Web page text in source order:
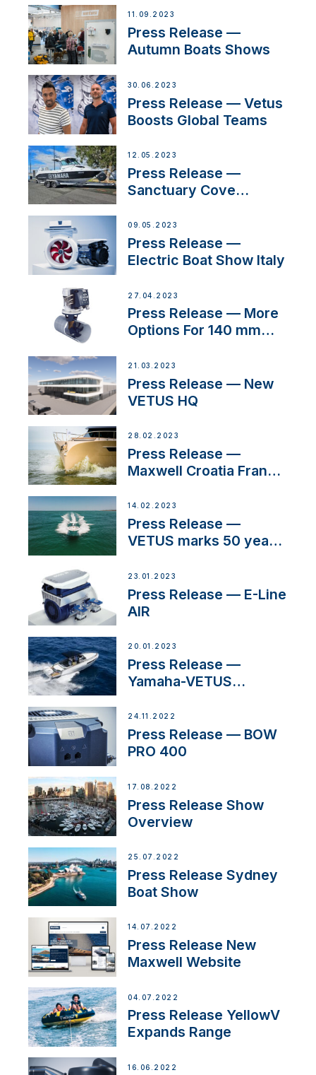
Switzerland with new
distributor appointment
11.09.2023
Press Release —
Autumn Boats Shows
30.06.2023
Press Release — Vetus
Boosts Global Teams
12.05.2023
Press Release —
Sanctuary Cove
09.05.2023
Press Release —
Electric Boat Show Italy
27.04.2023
Press Release — More
Options For 140 mm
21.03.2023
Press Release — New
VETUS HQ
28.02.2023
Press Release —
Maxwell Croatia France
14.02.2023
Press Release —
VETUS marks 50 years
23.01.2023
Press Release — E-Line
AIR
20.01.2023
Press Release —
Yamaha-VETUS
24.11.2022
Press Release — BOW
PRO 400
17.08.2022
Press Release Show
Overview
25.07.2022
Press Release Sydney
Boat Show
14.07.2022
Press Release New
Maxwell Website
04.07.2022
Press Release YellowV
Expands Range
16.06.2022